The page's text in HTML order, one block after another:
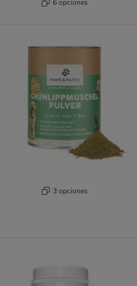
6 opciones
3 opciones